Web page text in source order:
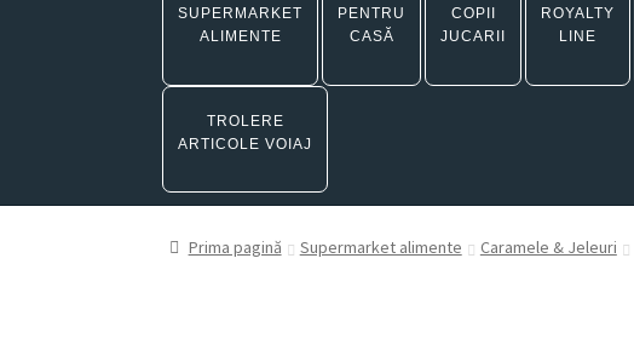
SUPERMARKET
ALIMENTE
PENTRU
CASĂ
COPII
JUCARII
ROYALTY
LINE
TROLERE
ARTICOLE VOIAJ
Prima pagină Supermarket alimente Caramele & Jeleuri